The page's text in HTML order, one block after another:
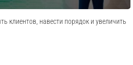
клиентов, навести порядок и увеличить